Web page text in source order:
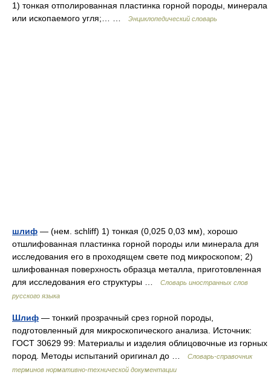
1) тонкая отполированная пластинка горной породы, минерала
или ископаемого угля;… …
Энциклопедический словарь
шлиф — (нем. schliff) 1) тонкая (0,025 0,03 мм), хорошо
отшлифованная пластинка горной породы или минерала для
исследования его в проходящем свете под микроскопом; 2)
шлифованная поверхность образца металла, приготовленная
для исследования его структуры …
Словарь иностранных слов
русского языка
Шлиф — тонкий прозрачный срез горной породы,
подготовленный для микроскопического анализа. Источник:
ГОСТ 30629 99: Материалы и изделия облицовочные из горных
пород. Методы испытаний оригинал до …
Словарь-справочник
терминов нормативно-технической документации